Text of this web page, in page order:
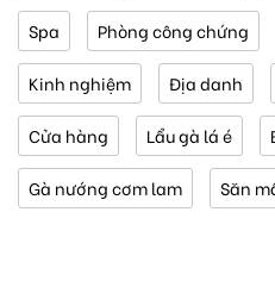
Spa Phòng công chứng
Kinh nghiệm Địa danh
Cửa hàng Lẩu gà lá é
Gà nướng cơm lam Săn